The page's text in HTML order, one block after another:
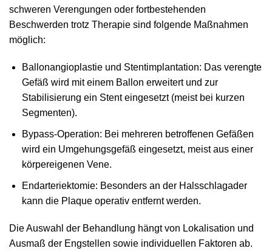
schweren Verengungen oder fortbestehenden
Beschwerden trotz Therapie sind folgende Maßnahmen
möglich:
Ballonangioplastie und Stentimplantation: Das verengte
Gefäß wird mit einem Ballon erweitert und zur
Stabilisierung ein Stent eingesetzt (meist bei kurzen
Segmenten).
Bypass-Operation: Bei mehreren betroffenen Gefäßen
wird ein Umgehungsgefäß eingesetzt, meist aus einer
körpereigenen Vene.
Endarteriektomie: Besonders an der Halsschlagader
kann die Plaque operativ entfernt werden.
Die Auswahl der Behandlung hängt von Lokalisation und
Ausmaß der Engstellen sowie individuellen Faktoren ab.